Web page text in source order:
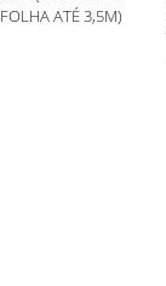
ATÉ 3,5M)